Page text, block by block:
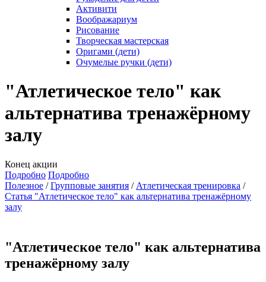
Активити
Воображариум
Рисование
Творческая мастерская
Оригами (дети)
Очумелые ручки (дети)
"Атлетическое тело" как
альтернатива тренажёрному
залу
Конец акции
Подробно Подробно
Полезное
Групповые занятия
Атлетическая тренировка
Статья "Атлетическое тело" как альтернатива тренажёрному
залу
"Атлетическое тело" как альтернатива
тренажёрному залу